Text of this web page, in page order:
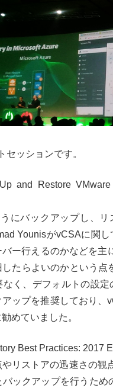
セッションです。
and Restore
にバックアップし、
YounisがvCSAに関し
ー行えるのかなどを主
したらよいのかという
なく、デフォルトの設定
ップを推奨しており、
めていました。
Best Practices: 2017
リストアの迅速さの観
ックアップを行うた